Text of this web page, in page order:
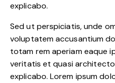
explicabo.
Sed ut perspiciatis, unde
voluptatem accusantium
totam rem aperiam eaque
veritatis et quasi
explicabo. Lorem ipsum